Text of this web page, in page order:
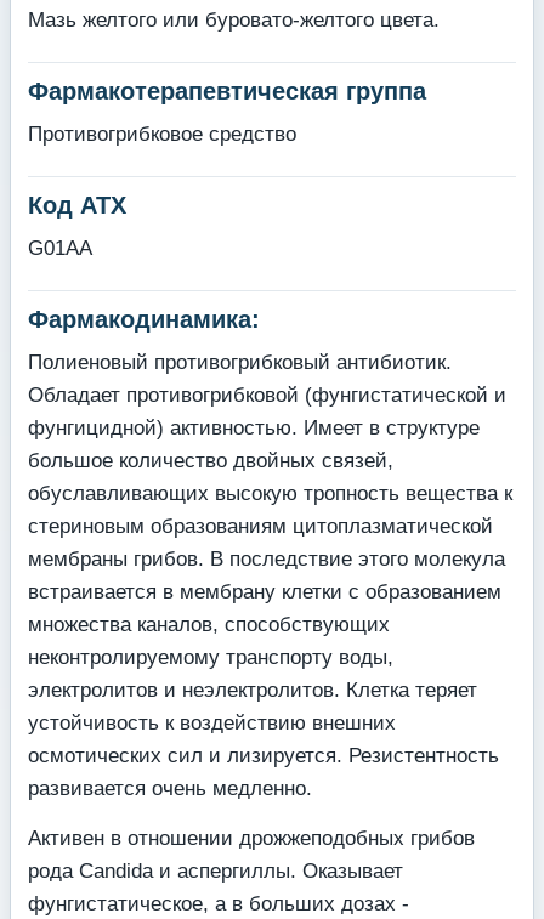
Мазь желтого или буровато-желтого цвета.
Фармакотерапевтическая группа
Противогрибковое средство
Код АТХ
G01AA
Фармакодинамика:
Полиеновый противогрибковый антибиотик.
Обладает противогрибковой (фунгистатической и
фунгицидной) активностью. Имеет в структуре
большое количество двойных связей,
обуславливающих высокую тропность вещества к
стериновым образованиям цитоплазматической
мембраны грибов. В последствие этого молекула
встраивается в мембрану клетки с образованием
множества каналов, способствующих
неконтролируемому транспорту воды,
электролитов и неэлектролитов. Клетка теряет
устойчивость к воздействию внешних
осмотических сил и лизируется. Резистентность
развивается очень медленно.
Активен в отношении дрожжеподобных грибов
рода Candida и аспергиллы. Оказывает
фунгистатическое, а в больших дозах -